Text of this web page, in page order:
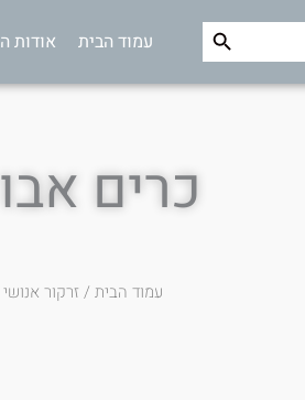
עמוד הבית אודות
כרים
עמוד הבית / זרקור אנושי